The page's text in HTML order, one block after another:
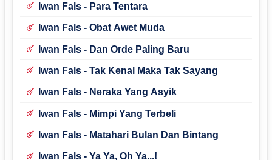
Iwan Fals - Para Tentara
Iwan Fals - Obat Awet Muda
Iwan Fals - Dan Orde Paling Baru
Iwan Fals - Tak Kenal Maka Tak Sayang
Iwan Fals - Neraka Yang Asyik
Iwan Fals - Mimpi Yang Terbeli
Iwan Fals - Matahari Bulan Dan Bintang
Iwan Fals - Ya Ya, Oh Ya...!